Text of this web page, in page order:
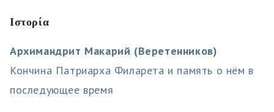
Ιστορία
Архимандрит Макарий (Веретенников)
Кончина Патриарха Филарета и память о нём в
последующее время